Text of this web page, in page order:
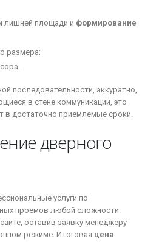
лишней площади и формирование
размера;
последовательности, аккуратно,
в стене коммуникации, это
в достаточно приемлемые сроки.
дверного
услуги по
проемов любой сложности.
оставив заявку менеджеру
режиме. Итоговая цена